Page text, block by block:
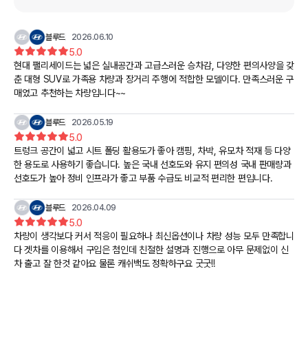
블루드 2026.06.10
5.0
현대 팰리세이드는 넓은 실내공간과 고급스러운 승차감, 다양한 편의사양을 갖
춘 대형 SUV로 가족용 차량과 장거리 주행에 적합한 모델이다. 만족스러운 구
매였고 추천하는 차량입니다~~
블루드 2026.05.19
5.0
트렁크 공간이 넓고 시트 폴딩 활용도가 좋아 캠핑, 차박, 유모차 적재 등 다양
한 용도로 사용하기 좋습니다. 높은 국내 선호도와 유지 편의성 국내 판매량과
선호도가 높아 정비 인프라가 좋고 부품 수급도 비교적 편리한 편입니다.
블루드 2026.04.09
5.0
차량이 생각보다 커서 적응이 필요하나 최신옵션이나 차량 성능 모두 만족합니
다 겟차를 이용해서 구입은 첨인데 친절한 설명과 진행으로 아무 문제없이 신
차 출고 잘 한것 같아요 물론 캐쉬백도 정확하구요 굿굿!!